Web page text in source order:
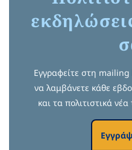
Εγγραφείτε στη
να λαμβάνετε κάθε
και τα πολιτιστικά